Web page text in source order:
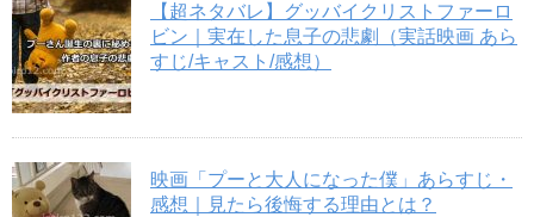
【超ネタバレ】グッバイクリストファーロ
ビン｜実在した息子の悲劇（実話映画 あら
すじ/キャスト/感想）
映画「プーと大人になった僕」あらすじ・
感想｜見たら後悔する理由とは？